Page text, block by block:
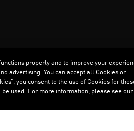
العربية
properly and to improve your
advertising. You can accept all Cookies or
you consent to the use of Cookies for
used. For more information, please see our